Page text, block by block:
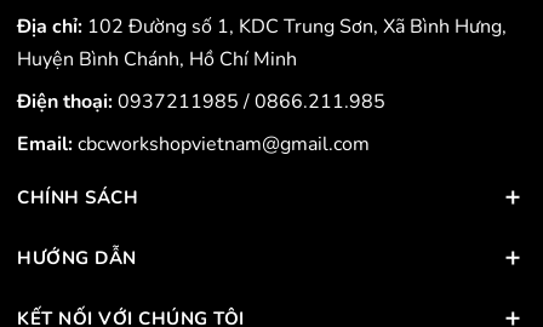
Địa chỉ: 102 Đường số 1, KDC Trung Sơn, Xã Bình Hưng,
Huyện Bình Chánh, Hồ Chí Minh
Điện thoại:0937211985/0866.211.985
Email:cbcworkshopvietnam@gmail.com
CHÍNH SÁCH
HƯỚNG DẪN
KẾT NỐI VỚI CHÚNG TÔI